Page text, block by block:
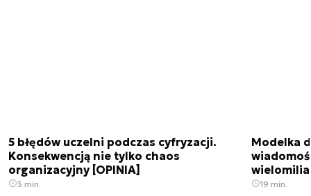
5 błędów uczelni podczas cyfryzacji.
Konsekwencją nie tylko chaos
organizacyjny [OPINIA]
3 min.
Modelka
19 min.